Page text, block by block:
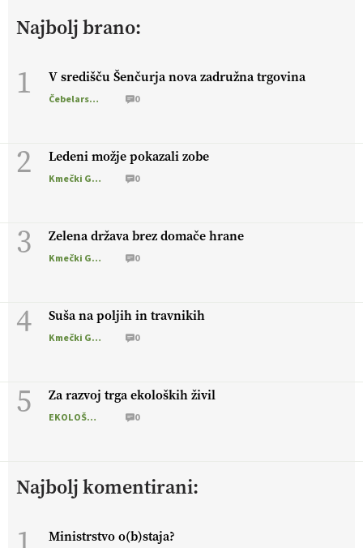
https://t.co/PX49GVsP1M @EUAgri #IMCAP #CAP
https://t.co/a1xatzEeid
reklama?
PRISLUHNITE
@EUAgri #imcap #cap #eco #skp
#vlog https://t.co/yev5PreiJu
Najbolj brano:
1 V središču Šenčurja nova zadružna trgovina
Čebelarstvo 0
2 Ledeni možje pokazali zobe
Kmečki Glas 0
3 Zelena država brez domače hrane
Kmečki Glas 0
4 Suša na poljih in travnikih
Kmečki Glas 0
5 Za razvoj trga ekoloških živil
EKOLOŠKO LOGIČNO 0
Najbolj komentirani:
Ministrstvo o(b)staja?